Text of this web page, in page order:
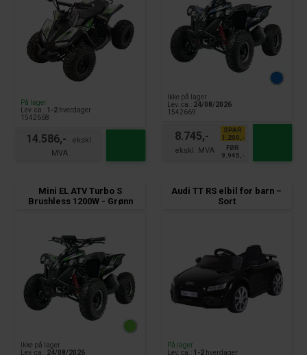
På lager
Lev. ca.: 1-2 hverdager
1542668
14.586,-
Ikke på lager
Lev. ca.: 24/08/2026
1542669
8.745,-
SPAR
1.200,-
FØR
9.945,-
Mini EL ATV Turbo S
Brushless 1200W - Grønn
Ikke på lager
Lev. ca.: 24/08/2026
Audi TT RS elbil for barn –
Sort
På lager
Lev. ca.: 1-2 hverdager